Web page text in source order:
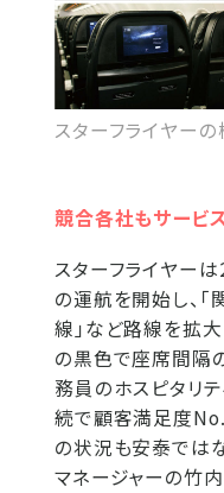
スターフライヤー
競合各社もサービ
スターフライヤー
の運航を開始し、
線」など路線を拡大
の黒色で座席間隔
務員のホスピタリ
続で顧客満足度
の状況も安泰では
マネージャーの竹